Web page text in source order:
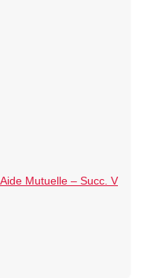
Mutuelle – Succ. V